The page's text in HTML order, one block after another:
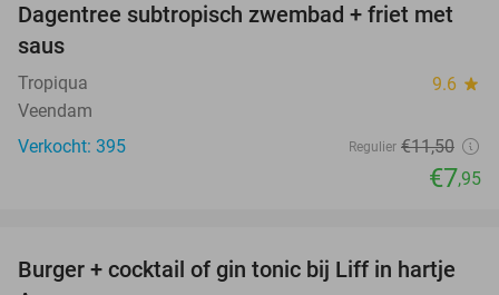
31%
Dagentree subtropisch zwembad + friet met
saus
Tropiqua 9.6 star
Veendam
Verkocht: 395
Regulier €11,50
€7,95
36%
NEW
Burger + cocktail of gin tonic bij Liff in hartje